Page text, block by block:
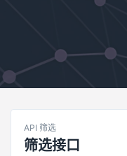
API 筛选
筛选接口